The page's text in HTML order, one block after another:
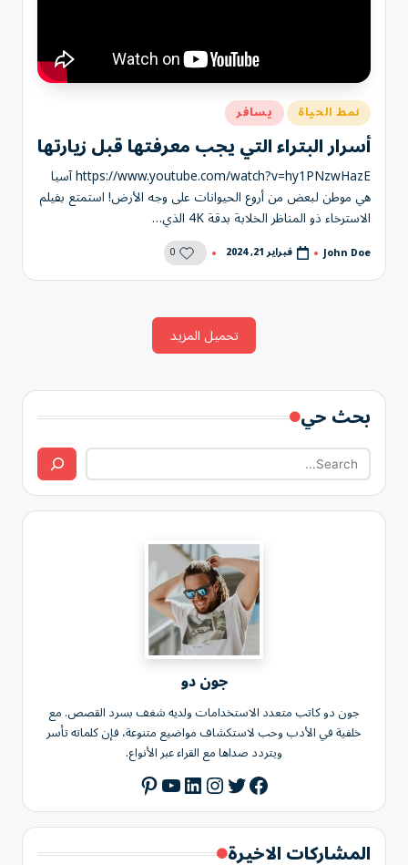
نُشر
في
نمط الحياة يسافر
أسرار البتراء التي يجب معرفتها قبل زيارتها
https://www.youtube.com/watch?v=hy1PNzwHazE آسيا
هي موطن لبعض من أروع الحيوانات على وجه الأرض! استمتع بفيلم
الاسترخاء ذو المناظر الخلابة بدقة 4K الذي…
تمّ
بواسطة
John Doe فبراير 21, 2024 0
تحميل المزيد
بحث حي
جون دو
جون دو كاتب متعدد الاستخدامات ولديه شغف بسرد القصص. مع
خلفية في الأدب وحب لاستكشاف مواضيع متنوعة، فإن كلماته تأسر
ويتردد صداها مع القراء عبر الأنواع.
Facebook
Twitter
Instagram
LinkedIn
YouTube
Pinterest
المشاركات الاخيرة